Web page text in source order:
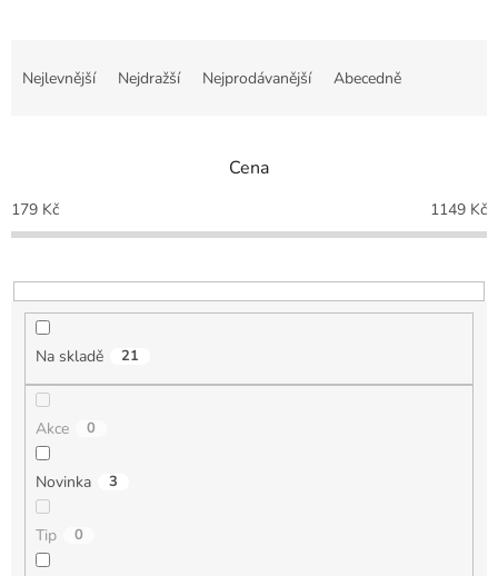
p
r
o
u
Nejlevnější Nejdražší Nejprodávanější Abecedně
Cena
179 Kč 1149 Kč
Na skladě 21
Akce 0
Novinka 3
Tip 0